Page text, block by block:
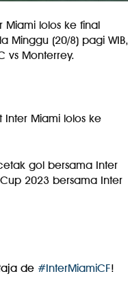
lolos ke final
Minggu (20/8) pagi WIB,
vs Monterrey.
Miami lolos ke
gol bersama Inter
2023 bersama Inter
de #InterMiamiCF!